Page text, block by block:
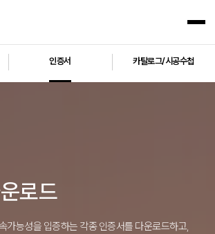
인증서 카탈로그/시공수첩
로드
가능성을 입증하는 각종 인증서를 다운로드하고,